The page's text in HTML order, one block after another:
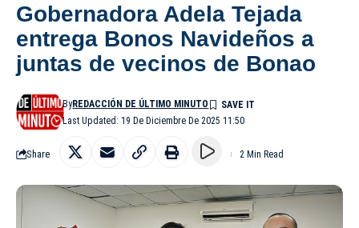
Gobernadora Adela Tejada
entrega Bonos Navideños a
juntas de vecinos de Bonao
Last Updated: 19 De Diciembre De 2025 11:50
ByREDACCIÓN DE ÚLTIMO MINUTO
Share 2 Min Read